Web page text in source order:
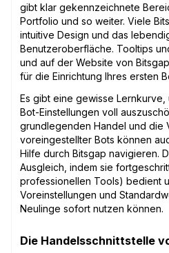
gibt klar gekennzeichnete
Portfolio und so weiter. Viele
intuitive Design und das
Benutzeroberfläche. Tooltips
und auf der Website von
für die Einrichtung Ihres ersten
Es gibt eine gewisse Lernkurve,
Bot-Einstellungen voll
grundlegenden Handel und die
voreingestellter Bots können
Hilfe durch Bitsgap navigieren.
Ausgleich, indem sie
professionellen Tools) bedient
Voreinstellungen und
Neulinge sofort nutzen können.
Die Handelsschnittstelle